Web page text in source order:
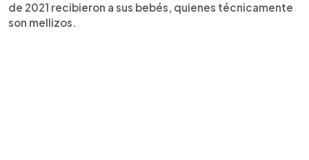
de 2021 recibieron a sus bebés, quienes técnicamente
son mellizos.